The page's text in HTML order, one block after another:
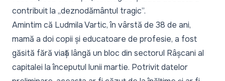
contribuit la „deznodământul tragic”.
Amintim că Ludmila Vartic, în vârstă de 38 de ani,
mamă a doi copii și educatoare de profesie, a fost
găsită fără viață lângă un bloc din sectorul Râșcani al
capitalei la începutul lunii martie. Potrivit datelor